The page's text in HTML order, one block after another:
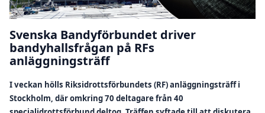
Svenska Bandyförbundet driver
bandyhallsfrågan på RFs
anläggningsträff
I veckan hölls Riksidrottsförbundets (RF) anläggningsträff i
Stockholm, där omkring 70 deltagare från 40